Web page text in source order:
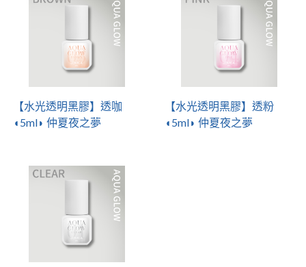
【水光透明黑膠】透咖
◖5ml◗ 仲夏夜之夢
【水光透明黑膠】透粉
◖5ml◗ 仲夏夜之夢